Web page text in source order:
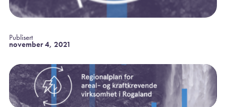
Publisert
november 4, 2021